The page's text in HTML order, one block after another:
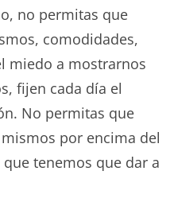
no permitas que
comodidades,
miedo a mostrarnos
fijen cada día el
No permitas que
por encima del
tenemos que dar a